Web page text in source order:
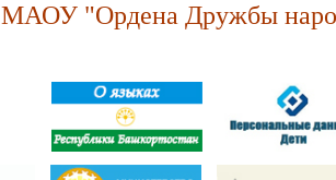
МАОУ "Ордена Дружбы